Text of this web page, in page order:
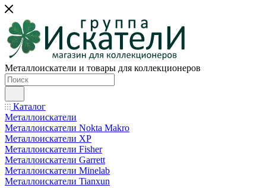
Металлоискатели и товары для коллекционеров
Каталог
Металлоискатели
Металлоискатели Nokta Makro
Металлоискатели XP
Металлоискатели Fisher
Металлоискатели Garrett
Металлоискатели Minelab
Металлоискатели Tianxun